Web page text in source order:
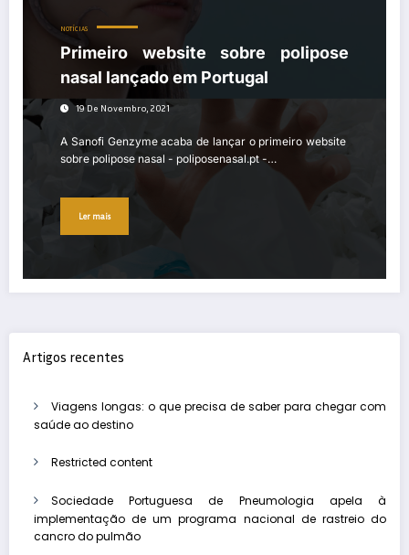
NOTÍCIAS
Primeiro website sobre polipose
nasal lançado em Portugal
19 De Novembro, 2021
A Sanofi Genzyme acaba de lançar o primeiro website
sobre polipose nasal - poliposenasal.pt -…
Ler mais
Artigos recentes
Viagens longas: o que precisa de saber para chegar com
saúde ao destino
Restricted content
Sociedade Portuguesa de Pneumologia apela à
implementação de um programa nacional de rastreio do
cancro do pulmão